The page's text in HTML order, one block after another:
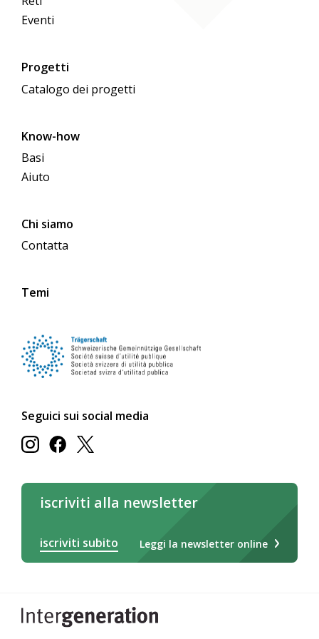
Eventi
Progetti
Catalogo dei progetti
Know-how
Basi
Aiuto
Chi siamo
Contatta
Temi
Seguici sui social media
iscriviti alla newsletter
iscriviti subito Leggi la newsletter online